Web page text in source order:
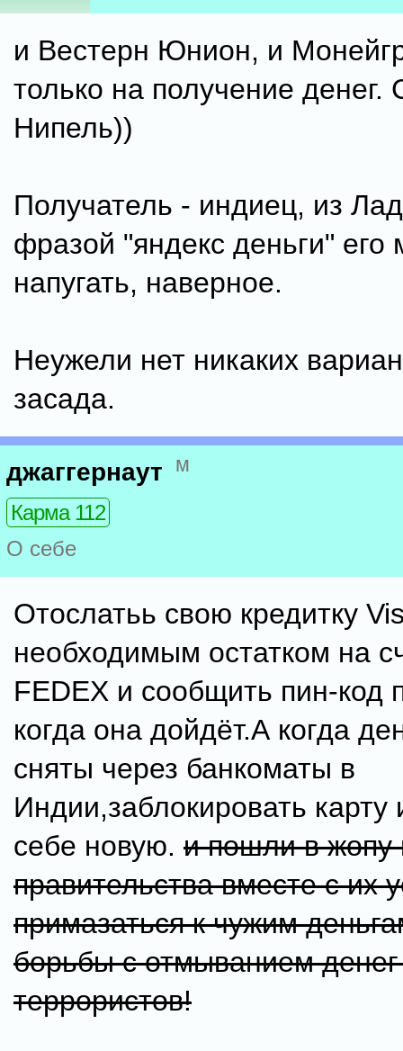
и Вестерн Юнион, и
только на получение денег.
Нипель))
Получатель - индиец, из
фразой "яндекс деньги" его
напугать, наверное.
Неужели нет никаких
засада.
джаггернаут м
Карма 112
О себе
Отослатьь свою кредитку
необходимым остатком на
FEDEX и сообщить пин-код
когда она дойдёт.А когда
сняты через банкоматы в
Индии,заблокировать карту
себе новую. и пошли в жопу
правительства вместе с их
примазаться к чужим
борьбы с отмыванием
террористов!